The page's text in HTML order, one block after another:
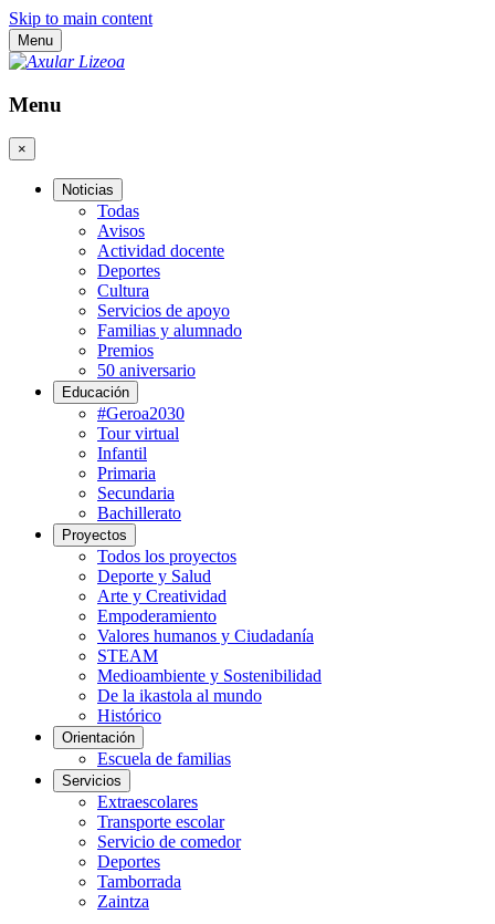
Skip to main content
Menu
Menu
×
Noticias
Todas
Avisos
Actividad docente
Deportes
Cultura
Servicios de apoyo
Familias y alumnado
Premios
50 aniversario
Educación
#Geroa2030
Tour virtual
Infantil
Primaria
Secundaria
Bachillerato
Proyectos
Todos los proyectos
Deporte y Salud
Arte y Creatividad
Empoderamiento
Valores humanos y Ciudadanía
STEAM
Medioambiente y Sostenibilidad
De la ikastola al mundo
Histórico
Orientación
Escuela de familias
Servicios
Extraescolares
Transporte escolar
Servicio de comedor
Deportes
Tamborrada
Zaintza